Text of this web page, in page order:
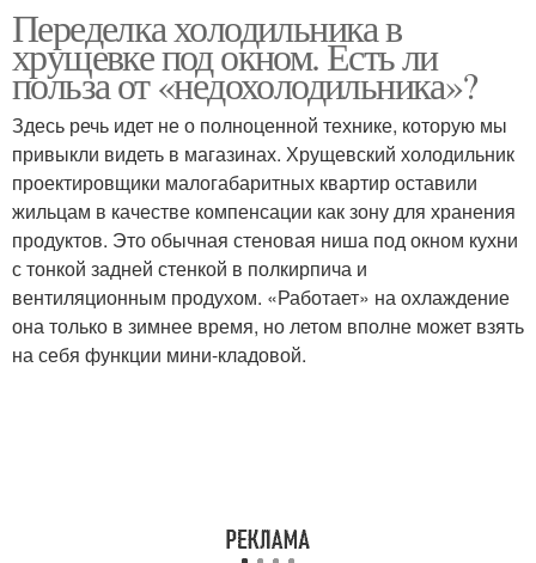
Переделка холодильника в
хрущевке под окном. Есть ли
польза от «недохолодильника»?
Здесь речь идет не о полноценной технике, которую мы
привыкли видеть в магазинах. Хрущевский холодильник
проектировщики малогабаритных квартир оставили
жильцам в качестве компенсации как зону для хранения
продуктов. Это обычная стеновая ниша под окном кухни
с тонкой задней стенкой в полкирпича и
вентиляционным продухом. «Работает» на охлаждение
она только в зимнее время, но летом вполне может взять
на себя функции мини-кладовой.